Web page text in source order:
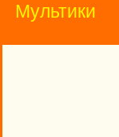
Мультики